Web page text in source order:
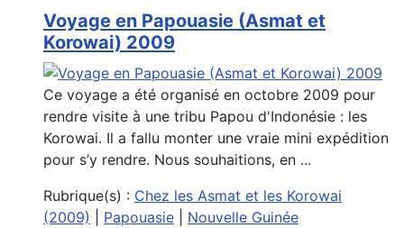
Voyage en Papouasie (Asmat et
Korowai) 2009
Ce voyage a été organisé en octobre 2009 pour
rendre visite à une tribu Papou d'Indonésie : les
Korowai. Il a fallu monter une vraie mini expédition
pour s’y rendre. Nous souhaitions, en ...
Rubrique(s) : Chez les Asmat et les Korowai
(2009)
Papouasie
Nouvelle Guinée